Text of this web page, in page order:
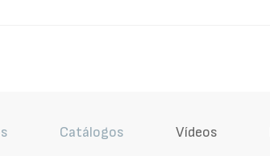
Catálogos Vídeos